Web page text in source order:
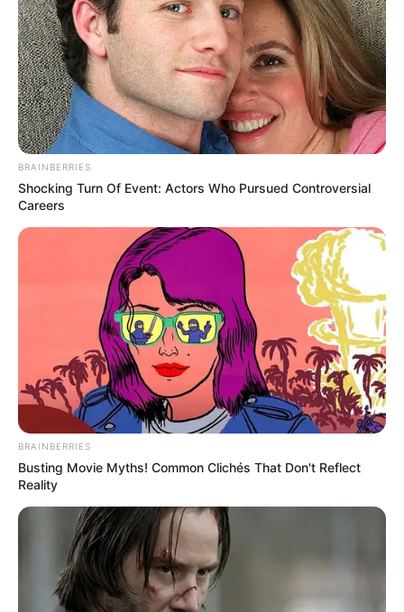
The Bodyguard's Hidden Bloopers Revealed
Brainberries
Why this ordinary drink is the secret to feeling
your best every day
CTA Favorite